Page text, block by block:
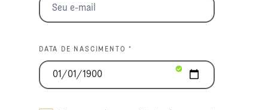
DATA DE NASCIMENTO *